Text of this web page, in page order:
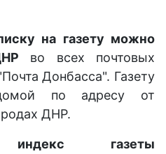
на газету можно
во всех почтовых
Донбасса". Газету
по адресу от
ДНР.
индекс газеты